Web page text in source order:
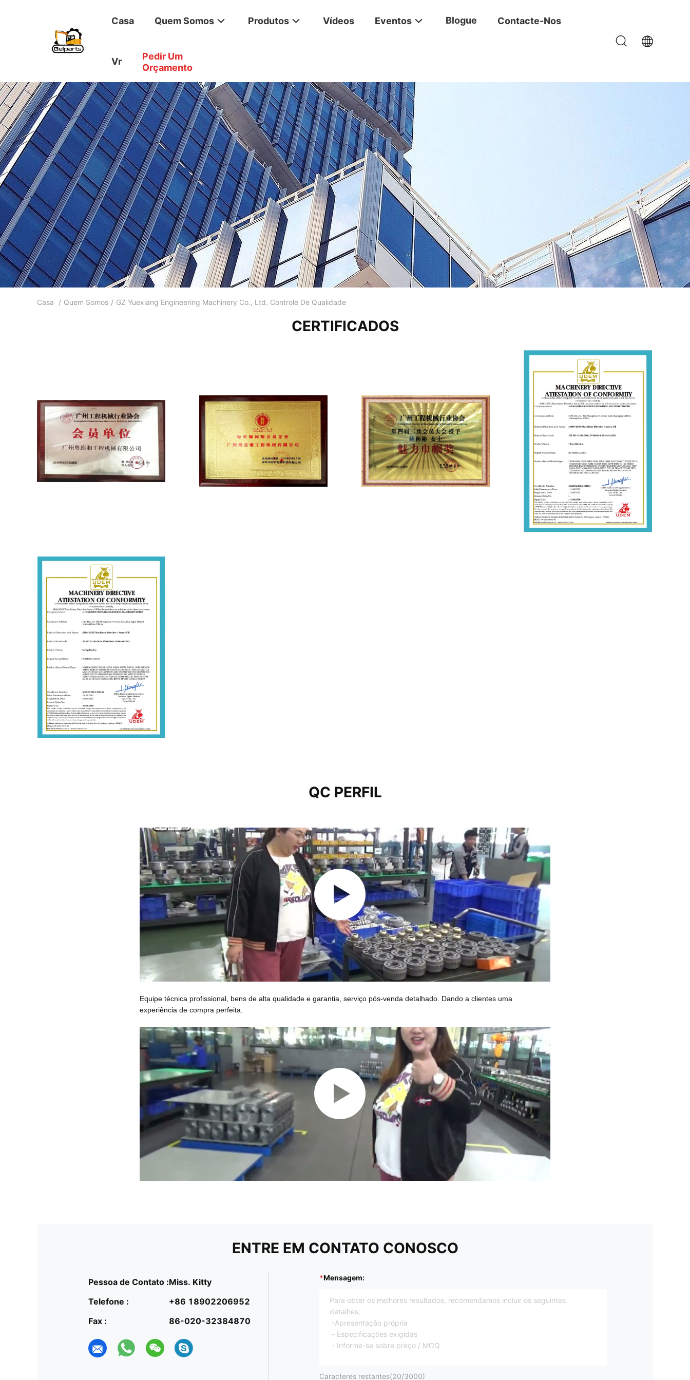
Casa Quem Somos Produtos Vídeos Eventos Blogue Contacte-Nos
Vr
Pedir Um
Orçamento
Casa / Quem Somos / GZ Yuexiang Engineering Machinery Co., Ltd. Controle De Qualidade
CERTIFICADOS
QC PERFIL
Equipe técnica profissional, bens de alta qualidade e garantia, serviço pós-venda detalhado. Dando a clientes uma
experiência de compra perfeita.
ENTRE EM CONTATO CONOSCO
Pessoa de Contato :Miss. Kitty
Telefone :
+86 18902206952
Fax :
86-020-32384870
Mensagem:
Caracteres restantes(20/3000)